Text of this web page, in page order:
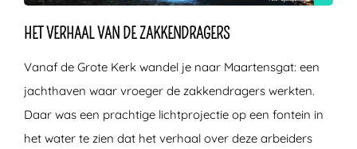
HET VERHAAL VAN DE ZAKKENDRAGERS
Vanaf de Grote Kerk wandel je naar Maartensgat: een
jachthaven waar vroeger de zakkendragers werkten.
Daar was een prachtige lichtprojectie op een fontein in
het water te zien dat het verhaal over deze arbeiders